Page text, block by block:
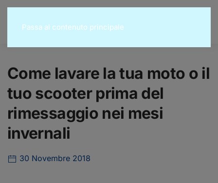
Passa al contenuto principale
Come lavare la tua moto o il
tuo scooter prima del
rimessaggio nei mesi
invernali
30 Novembre 2018